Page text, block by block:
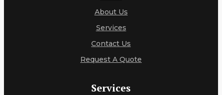
About Us
Services
Contact Us
Request A Quote
Services